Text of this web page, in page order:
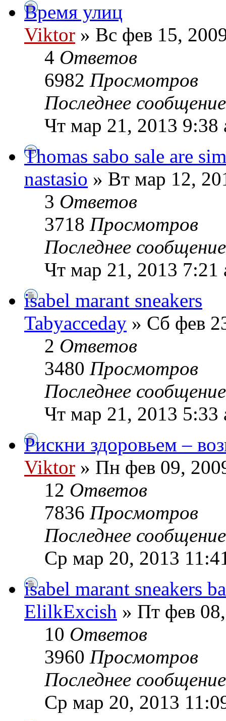
Время улиц
Viktor » Вс фев 15,
4 Ответов
6982 Просмотров
Последнее
Чт мар 21, 2013 9:38
Thomas sabo sale are
nastasio » Вт мар 12,
3 Ответов
3718 Просмотров
Последнее
Чт мар 21, 2013 7:21
isabel marant sneakers
Tabyacceday » Сб фев
2 Ответов
3480 Просмотров
Последнее
Чт мар 21, 2013 5:33
Рискни здоровьем –
Viktor » Пн фев 09,
12 Ответов
7836 Просмотров
Последнее
Ср мар 20, 2013
isabel marant sneakers
ElilkExcish » Пт фев
10 Ответов
3960 Просмотров
Последнее
Ср мар 20, 2013